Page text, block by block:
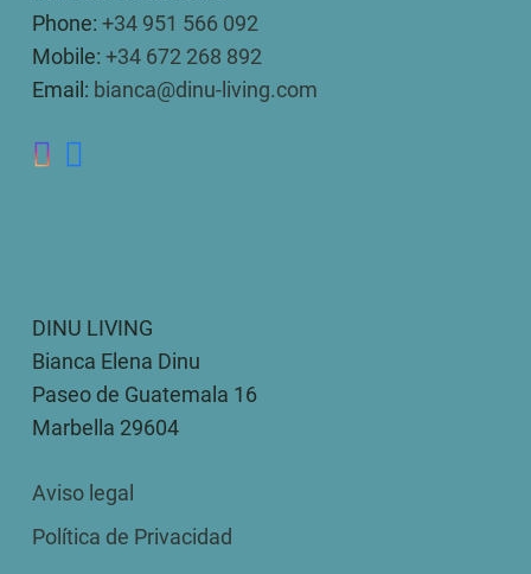
Phone: +34 951 566 092
Mobile: +34 672 268 892
Email: bianca@dinu-living.com
DINU LIVING
Bianca Elena Dinu
Paseo de Guatemala 16
Marbella 29604
Aviso legal
Política de Privacidad